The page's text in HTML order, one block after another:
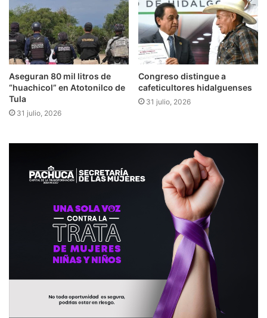
Aseguran 80 mil litros de
“huachicol” en Atotonilco de
Tula
31 julio, 2026
Congreso distingue a
cafeticultores hidalguenses
31 julio, 2026